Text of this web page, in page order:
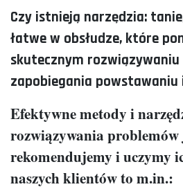
Czy istnieją narzędzia:
łatwe w obsłudze, które
skutecznym
zapobiegania powstawaniu
Efektywne metody i
rozwiązywania
rekomendujemy i uczymy
naszych klientów to m.in.: